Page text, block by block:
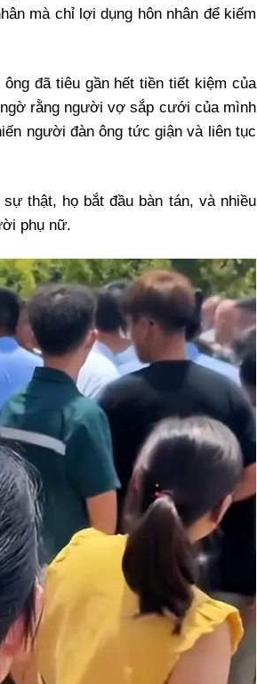
mà chỉ lợi dụng hôn nhân để kiếm
đã tiêu gần hết tiền tiết kiệm của
rằng người vợ sắp cưới của mình
người đàn ông tức giận và liên tục
thật, họ bắt đầu bàn tán, và nhiều
phụ nữ.